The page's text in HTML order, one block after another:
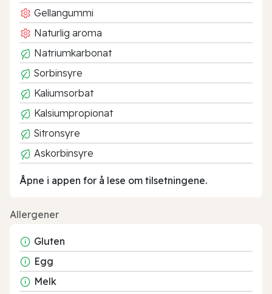
Gellangummi
Naturlig aroma
Natriumkarbonat
Sorbinsyre
Kaliumsorbat
Kalsiumpropionat
Sitronsyre
Askorbinsyre
Åpne i appen for å lese om tilsetningene.
Allergener
Gluten
Egg
Melk